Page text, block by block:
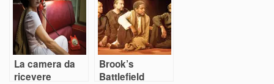
La camera da
ricevere
Brook’s
Battlefield